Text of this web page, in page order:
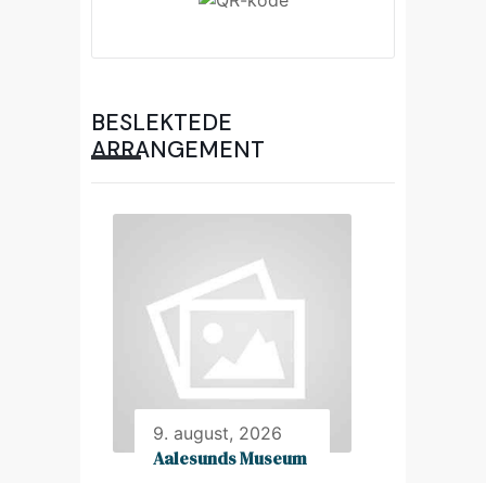
BESLEKTEDE
ARRANGEMENT
9. august, 2026
Aalesunds Museum